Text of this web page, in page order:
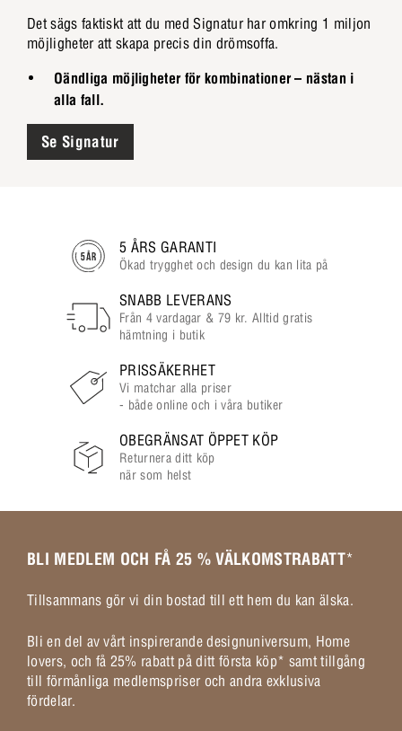
Det sägs faktiskt att du med Signatur har omkring 1 miljon
möjligheter att skapa precis din drömsoffa.
Oändliga möjligheter för kombinationer – nästan i
alla fall.
Se Signatur
5 ÅRS GARANTI
Ökad trygghet och design du kan lita på
SNABB LEVERANS
Från 4 vardagar & 79 kr. Alltid gratis
hämtning i butik
PRISSÄKERHET
Vi matchar alla priser
- både online och i våra butiker
OBEGRÄNSAT ÖPPET KÖP
Returnera ditt köp
när som helst
BLI MEDLEM OCH FÅ 25 % VÄLKOMSTRABATT*
Tillsammans gör vi din bostad till ett hem du kan älska.
Bli en del av vårt inspirerande designuniversum, Home
lovers, och få 25% rabatt på ditt första köp* samt tillgång
till förmånliga medlemspriser och andra exklusiva
fördelar.